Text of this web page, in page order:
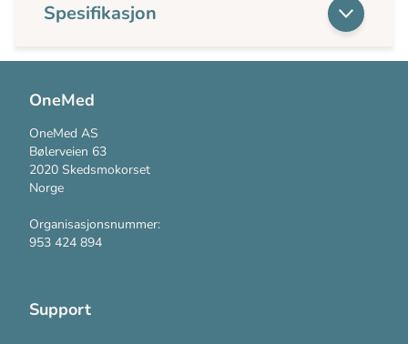
Spesifikasjon
OneMed
OneMed AS
Bølerveien 63
2020 Skedsmokorset
Norge
Organisasjonsnummer:
953 424 894
Support